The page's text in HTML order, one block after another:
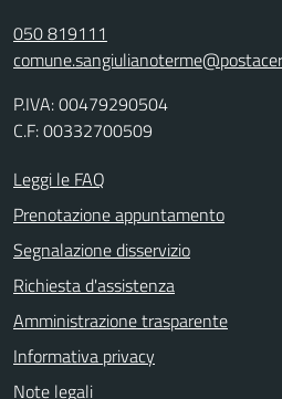
050 819111
P.IVA: 00479290504
C.F: 00332700509
Leggi le FAQ
Prenotazione appuntamento
Segnalazione disservizio
Richiesta d'assistenza
Amministrazione trasparente
Informativa privacy
Note legali